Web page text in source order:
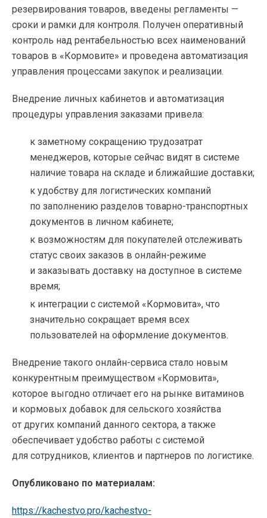
резервирования товаров, введены регламенты —
сроки и рамки для контроля. Получен оперативный
контроль над рентабельностью всех наименований
товаров в «Кормовите» и проведена автоматизация
управления процессами закупок и реализации.
Внедрение личных кабинетов и автоматизация
процедуры управления заказами привела:
к заметному сокращению трудозатрат
менеджеров, которые сейчас видят в системе
наличие товара на складе и ближайшие доставки;
к удобству для логистических компаний
по заполнению разделов товарно-транспортных
документов в личном кабинете;
к возможностям для покупателей отслеживать
статус своих заказов в онлайн-режиме
и заказывать доставку на доступное в системе
время;
к интеграции с системой «Кормовита», что
значительно сокращает время всех
пользователей на оформление документов.
Внедрение такого онлайн-сервиса стало новым
конкурентным преимуществом «Кормовита»,
которое выгодно отличает его на рынке витаминов
и кормовых добавок для сельского хозяйства
от других компаний данного сектора, а также
обеспечивает удобство работы с системой
для сотрудников, клиентов и партнеров по логистике.
Опубликовано по материалам:
https://kachestvo.pro/kachestvo-